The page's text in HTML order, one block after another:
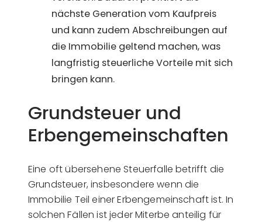
nächste Generation vom Kaufpreis
und kann zudem Abschreibungen auf
die Immobilie geltend machen, was
langfristig steuerliche Vorteile mit sich
bringen kann.
Grundsteuer und
Erbengemeinschaften
Eine oft übersehene Steuerfalle betrifft die
Grundsteuer, insbesondere wenn die
Immobilie Teil einer Erbengemeinschaft ist. In
solchen Fällen ist jeder Miterbe anteilig für